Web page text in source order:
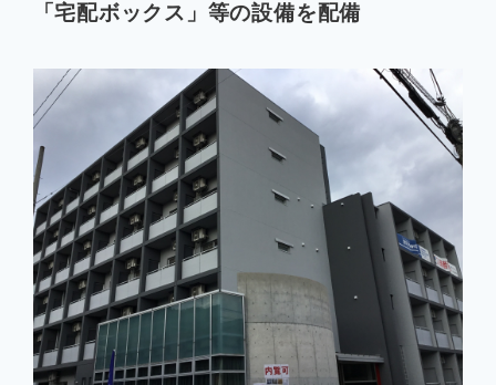
お知らせ
よくあるご質問
会社案内PDF
「宅配ボックス」等の設備を配備